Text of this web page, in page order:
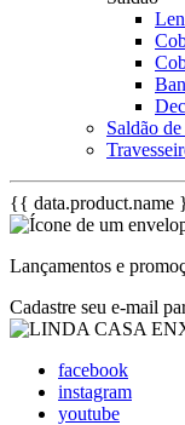
Saldão
{{ data.product.name
Lançamentos e
Cadastre seu e-mail
facebook
instagram
youtube